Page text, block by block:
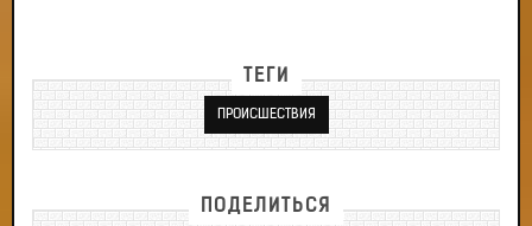
ТЕГИ
ПРОИСШЕСТВИЯ
ПОДЕЛИТЬСЯ